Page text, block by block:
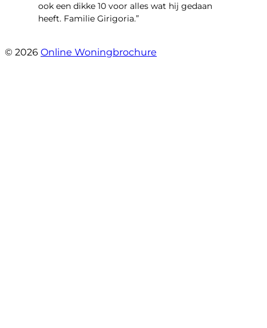
ook een dikke 10 voor alles wat hij gedaan
heeft. Familie Girigoria.”
© 2026 Online Woningbrochure